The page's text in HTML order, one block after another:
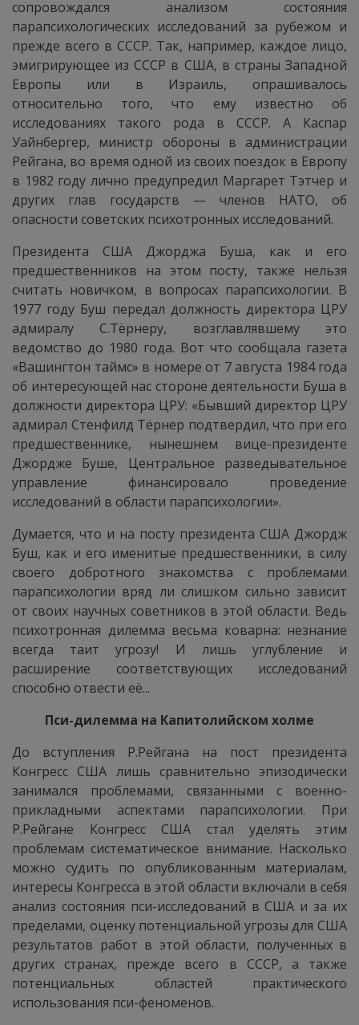
сопровождался анализом состояния
парапсихологических исследований за рубежом и
прежде всего в СССР. Так, например, каждое лицо,
эмигрирующее из СССР в США, в страны Западной
Европы или в Израиль, опрашивалось
относительно того, что ему известно об
исследованиях такого рода в СССР. А Каспар
Уайнбергер, министр обороны в администрации
Рейгана, во время одной из своих поездок в Европу
в 1982 году лично предупредил Маргарет Тэтчер и
других глав государств — членов НАТО, об
опасности советских психотронных исследований.
Президента США Джорджа Буша, как и его
предшественников на этом посту, также нельзя
считать новичком, в вопросах парапсихологии. В
1977 году Буш передал должность директора ЦРУ
адмиралу С.Тёрнеру, возглавлявшему это
ведомство до 1980 года. Вот что сообщала газета
«Вашингтон таймс» в номере от 7 августа 1984 года
об интересующей нас стороне деятельности Буша в
должности директора ЦРУ: «Бывший директор ЦРУ
адмирал Стенфилд Тёрнер подтвердил, что при его
предшественнике, нынешнем вице-президенте
Джордже Буше, Центральное разведывательное
управление финансировало проведение
исследований в области парапсихологии».
Думается, что и на посту президента США Джордж
Буш, как и его именитые предшественники, в силу
своего добротного знакомства с проблемами
парапсихологии вряд ли слишком сильно зависит
от своих научных советников в этой области. Ведь
психотронная дилемма весьма коварна: незнание
всегда таит угрозу! И лишь углубление и
расширение соответствующих исследований
способно отвести её...
Пси-дилемма на Капитолийском холме
До вступления Р.Рейгана на пост президента
Конгресс США лишь сравнительно эпизодически
занимался проблемами, связанными с военно-
прикладными аспектами парапсихологии. При
Р.Рейгане Конгресс США стал уделять этим
проблемам систематическое внимание. Насколько
можно судить по опубликованным материалам,
интересы Конгресса в этой области включали в себя
анализ состояния пси-исследований в США и за их
пределами, оценку потенциальной угрозы для США
результатов работ в этой области, полученных в
других странах, прежде всего в СССР, а также
потенциальных областей практического
использования пси-феноменов.